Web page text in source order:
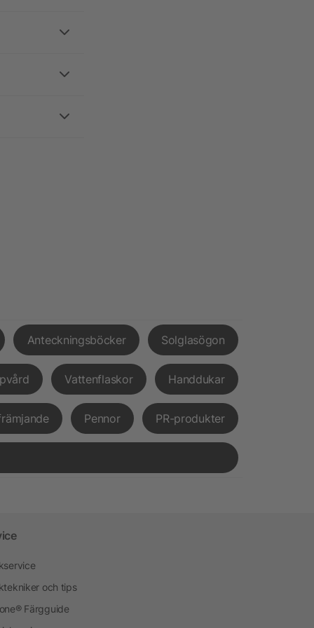
Anteckningsböcker Solglasögon
Vattenflaskor Handdukar
Pennor PR-produkter
och tips
Färgguide